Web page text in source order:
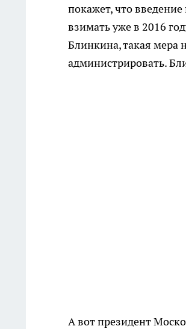
покажет, что
взимать уже в 2016
Блинкина, такая мера
администрировать.
А вот президент